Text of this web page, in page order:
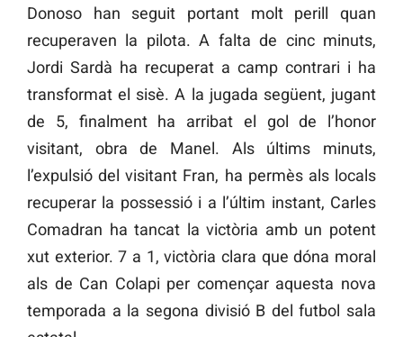
Donoso han seguit portant molt perill quan
recuperaven la pilota. A falta de cinc minuts,
Jordi Sardà ha recuperat a camp contrari i ha
transformat el sisè. A la jugada següent, jugant
de 5, finalment ha arribat el gol de l’honor
visitant, obra de Manel. Als últims minuts,
l’expulsió del visitant Fran, ha permès als locals
recuperar la possessió i a l’últim instant, Carles
Comadran ha tancat la victòria amb un potent
xut exterior. 7 a 1, victòria clara que dóna moral
als de Can Colapi per començar aquesta nova
temporada a la segona divisió B del futbol sala